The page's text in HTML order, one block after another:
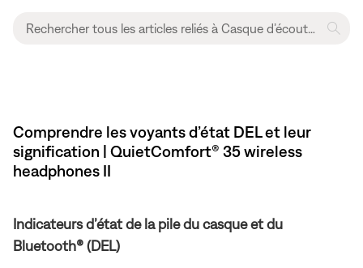
Comprendre les voyants d’état DEL et leur
signification | QuietComfort® 35 wireless
headphones II
Indicateurs d’état de la pile du casque et du
Bluetooth® (DEL)